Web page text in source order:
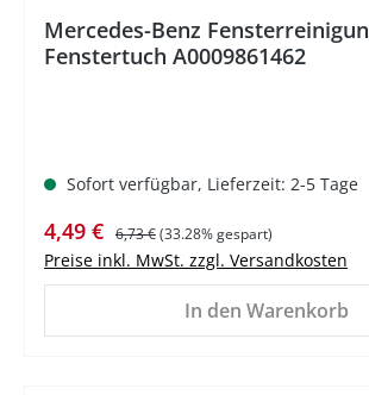
Mercedes-Benz
Fenstertuch A0009861462
Sofort verfügbar, Lieferzeit: 2-5 Tage
Verkaufspreis:
4,49 € Regulärer Preis:
6,73 €(33.28% gespart)
Preise inkl. MwSt. zzgl. Versandkosten
In den Warenkorb